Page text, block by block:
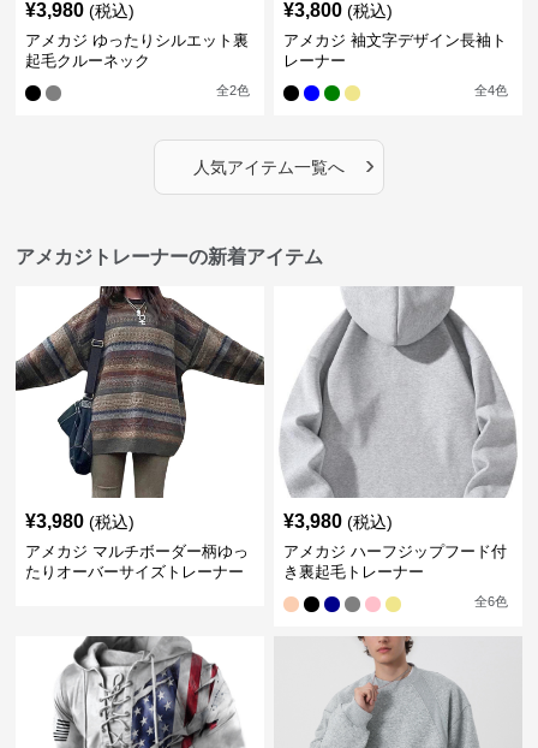
¥3,980 (税込)
アメカジ ゆったりシルエット裏
起毛クルーネック
全2色
¥3,800 (税込)
アメカジ 袖文字デザイン長袖ト
レーナー
全4色
人気アイテム一覧へ ›
アメカジトレーナーの新着アイテム
¥3,980 (税込)
アメカジ マルチボーダー柄ゆっ
たりオーバーサイズトレーナー
¥3,980 (税込)
アメカジ ハーフジップフード付
き裏起毛トレーナー
全6色